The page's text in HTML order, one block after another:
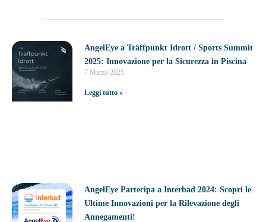
AngelEye a Träffpunkt Idrott / Sports Summit
2025: Innovazione per la Sicurezza in Piscina
7 Marzo 2025
Leggi tutto »
AngelEye Partecipa a Interbad 2024: Scopri le
Ultime Innovazioni per la Rilevazione degli
Annegamenti!